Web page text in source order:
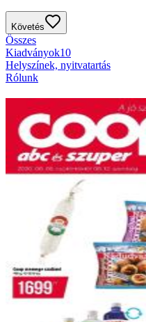
Követés
Összes
Kiadványok10
Helyszínek, nyitvatartás
Rólunk